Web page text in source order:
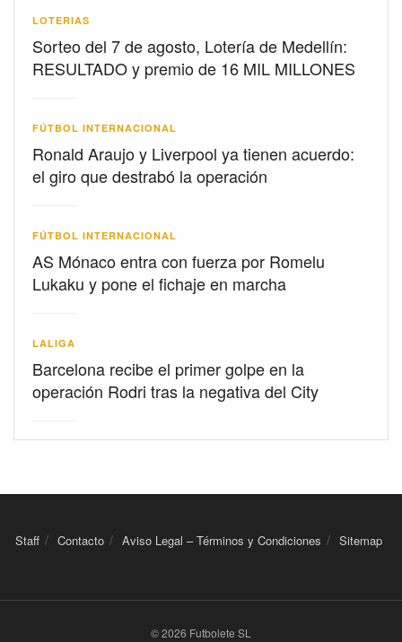
LOTERIAS
Sorteo del 7 de agosto, Lotería de Medellín:
RESULTADO y premio de 16 MIL MILLONES
FÚTBOL INTERNACIONAL
Ronald Araujo y Liverpool ya tienen acuerdo:
el giro que destrabó la operación
FÚTBOL INTERNACIONAL
AS Mónaco entra con fuerza por Romelu
Lukaku y pone el fichaje en marcha
LALIGA
Barcelona recibe el primer golpe en la
operación Rodri tras la negativa del City
Staff Contacto Aviso Legal – Términos y Condiciones Sitemap
© 2026 Futbolete SL